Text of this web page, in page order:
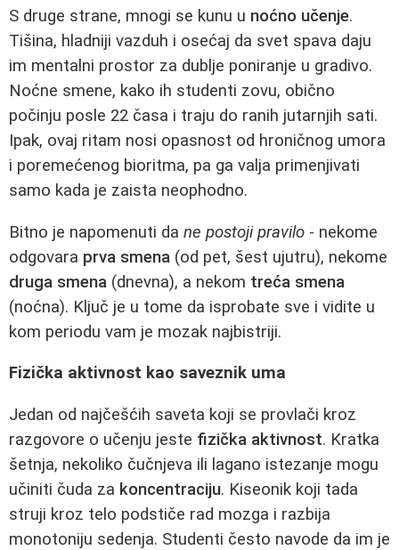
S druge strane, mnogi se kunu u noćno učenje.
Tišina, hladniji vazduh i osećaj da svet spava daju
im mentalni prostor za dublje poniranje u gradivo.
Noćne smene, kako ih studenti zovu, obično
počinju posle 22 časa i traju do ranih jutarnjih sati.
Ipak, ovaj ritam nosi opasnost od hroničnog umora
i poremećenog bioritma, pa ga valja primenjivati
samo kada je zaista neophodno.
Bitno je napomenuti da ne postoji pravilo - nekome
odgovara prva smena (od pet, šest ujutru), nekome
druga smena (dnevna), a nekom treća smena
(noćna). Ključ je u tome da isprobate sve i vidite u
kom periodu vam je mozak najbistriji.
Fizička aktivnost kao saveznik uma
Jedan od najčešćih saveta koji se provlači kroz
razgovore o učenju jeste fizička aktivnost. Kratka
šetnja, nekoliko čučnjeva ili lagano istezanje mogu
učiniti čuda za koncentraciju. Kiseonik koji tada
struji kroz telo podstiče rad mozga i razbija
monotoniju sedenja. Studenti često navode da im je